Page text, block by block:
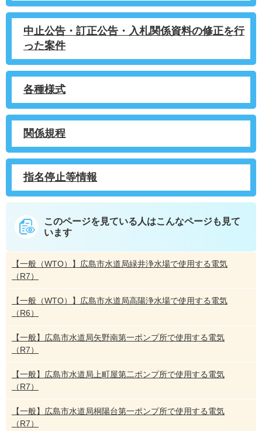
中止公告・訂正公告・入札関係資料の修正を行
った案件
各種様式
関係規程
指名停止等情報
このページを見ている人はこんなページも見て
います
【一般（WTO）】広島市水道局緑井浄水場で使用する電気
（R7）
【一般（WTO）】広島市水道局高陽浄水場で使用する電気
（R6）
【一般】広島市水道局矢野南第一ポンプ所で使用する電気
（R7）
【一般】広島市水道局上町屋第二ポンプ所で使用する電気
（R7）
【一般】広島市水道局桐陽台第一ポンプ所で使用する電気
（R7）